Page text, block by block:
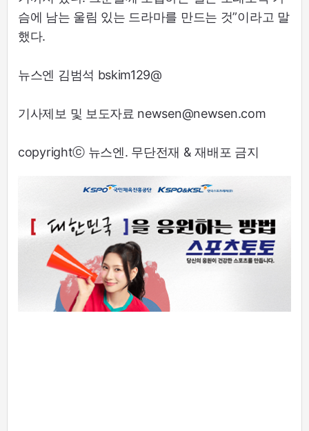
슴에 남는 울림 있는 드라마를 만드는 것”이라고 말
했다.
뉴스엔 김범석 bskim129@
기사제보 및 보도자료 newsen@newsen.com
copyrightⓒ 뉴스엔. 무단전재 & 재배포 금지